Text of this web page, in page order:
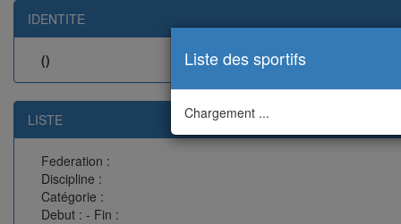
Liste des sportifs
Chargement ...
IDENTITE
()
LISTE
Federation :
Discipline :
Catégorie :
Debut : - Fin :